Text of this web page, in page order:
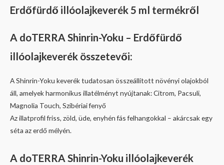
Erdőfürdő illóolajkeverék 5 ml termékről
A doTERRA Shinrin-Yoku – Erdőfürdő
illóolajkeverék összetevői:
A Shinrin-Yoku keverék tudatosan összeállított növényi olajokból
áll, amelyek harmonikus illatélményt nyújtanak:Citrom, Pacsuli,
Magnolia Touch, Szibériai fenyő
Az illatprofil friss, zöld, üde, enyhén fás felhangokkal – akárcsak egy
séta az erdő mélyén.
A doTERRA Shinrin-Yoku illóolajkeverék